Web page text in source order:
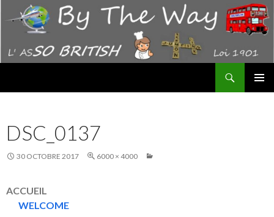
DSC_0137
30 OCTOBRE 2017 6000 × 4000
ACCUEIL
WELCOME